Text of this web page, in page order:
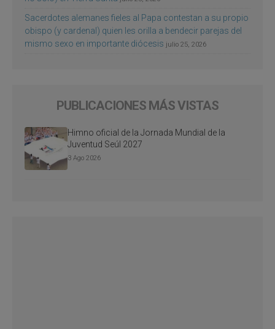
Sacerdotes alemanes fieles al Papa contestan a su propio
obispo (y cardenal) quien les orilla a bendecir parejas del
mismo sexo en importante diócesis julio 25, 2026
PUBLICACIONES MÁS VISTAS
Himno oficial de la Jornada Mundial de la
Juventud Seúl 2027
3 Ago 2026